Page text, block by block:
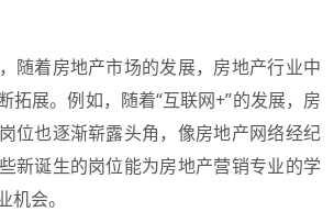
着房地产市场的发展，房地产行业中
拓展。例如，随着“互联网+”的发展，房
位也逐渐崭露头角，像房地产网络经纪
新诞生的岗位能为房地产营销专业的学
机会。